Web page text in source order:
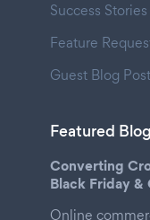
Success Stories
Feature
Guest Blog Post
Featured
Converting
Black Friday
Online